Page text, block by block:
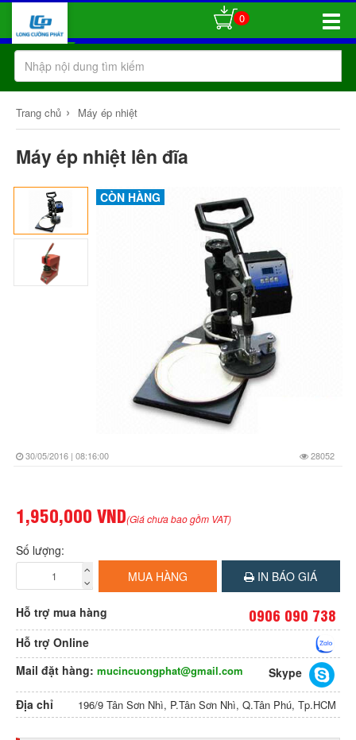
Toggle
0
Trang chủ › Máy ép nhiệt
Máy ép nhiệt lên đĩa
CÒN HÀNG
30/05/2016 | 08:16:00 28052
1,950,000 VND(Giá chưa bao gồm VAT)
Số lượng:
MUA HÀNG
IN BÁO GIÁ
Hỗ trợ mua hàng 0906 090 738
Hỗ trợ Online
Mail đặt hàng: mucincuongphat@gmail.com
Skype
Địa chỉ
196/9 Tân Sơn Nhì, P.Tân Sơn Nhì, Q.Tân Phú, Tp.HCM